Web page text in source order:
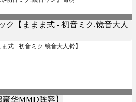
式 - 初音ミク.镜音大人铃】